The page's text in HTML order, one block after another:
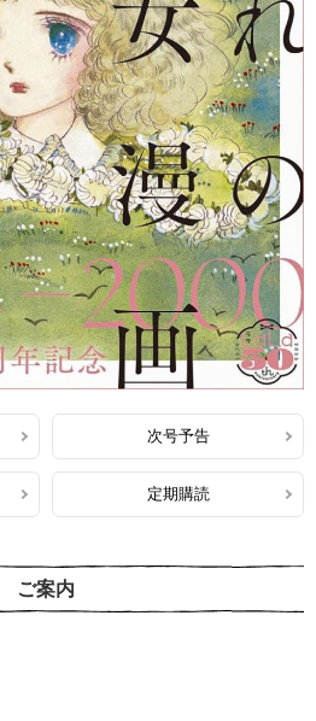
次号予告
定期購読
ご案内